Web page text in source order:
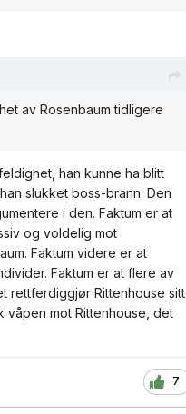
av Rosenbaum tidligere
han kunne ha blitt
slukket boss-brann. Den
i den. Faktum er at
og voldelig mot
Faktum videre er at
Faktum er at flere av
rettferdiggjør Rittenhouse sitt
våpen mot Rittenhouse, det
7